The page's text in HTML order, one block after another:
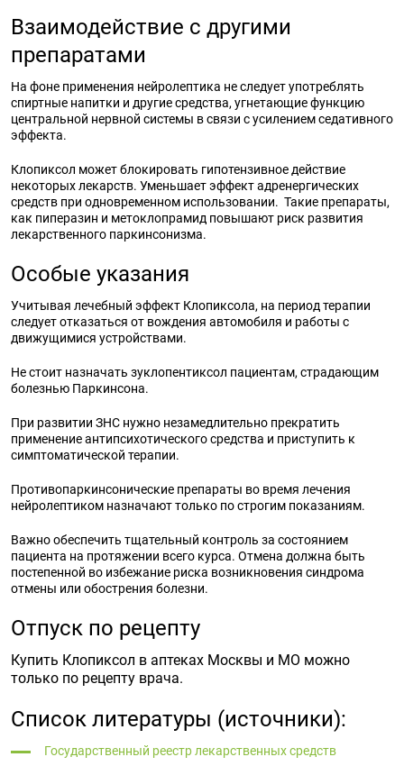
Взаимодействие с другими
препаратами
На фоне применения нейролептика не следует употреблять
спиртные напитки и другие средства, угнетающие функцию
центральной нервной системы в связи с усилением седативного
эффекта.
Клопиксол может блокировать гипотензивное действие
некоторых лекарств. Уменьшает эффект адренергических
средств при одновременном использовании. Такие препараты,
как пиперазин и метоклопрамид повышают риск развития
лекарственного паркинсонизма.
Особые указания
Учитывая лечебный эффект Клопиксола, на период терапии
следует отказаться от вождения автомобиля и работы с
движущимися устройствами.
Не стоит назначать зуклопентиксол пациентам, страдающим
болезнью Паркинсона.
При развитии ЗНС нужно незамедлительно прекратить
применение антипсихотического средства и приступить к
симптоматической терапии.
Противопаркинсонические препараты во время лечения
нейролептиком назначают только по строгим показаниям.
Важно обеспечить тщательный контроль за состоянием
пациента на протяжении всего курса. Отмена должна быть
постепенной во избежание риска возникновения синдрома
отмены или обострения болезни.
Отпуск по рецепту
Купить Клопиксол в аптеках Москвы и МО можно
только по рецепту врача.
Список литературы (источники):
Государственный реестр лекарственных средств